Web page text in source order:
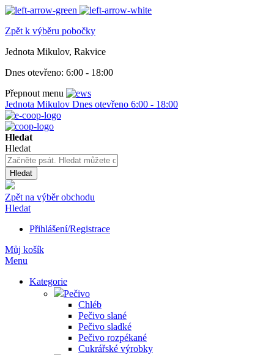
Zpět k výběru pobočky
Jednota Mikulov, Rakvice
Dnes otevřeno: 6:00 - 18:00
Přepnout menu
Jednota Mikulov Dnes otevřeno 6:00 - 18:00
Hledat
Hledat
Hledat
Zpět na výběr obchodu
Hledat
Přihlášení/Registrace
Můj košík
Menu
Kategorie
Pečivo
Chléb
Pečivo slané
Pečivo sladké
Pečivo rozpékané
Cukrářské výrobky